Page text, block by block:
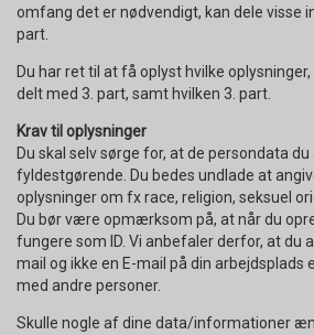
omfang det er nødvendigt, kan dele visse
part.
Du har ret til at få oplyst hvilke
delt med 3. part, samt hvilken 3. part.
Krav til oplysninger
Du skal selv sørge for, at de persondata
fyldestgørende. Du bedes undlade at
oplysninger om fx race, religion, seksuel
Du bør være opmærksom på, at når du
fungere som ID. Vi anbefaler derfor, at du
mail og ikke en E-mail på din arbejdsplads
med andre personer.
Skulle nogle af dine data/informationer